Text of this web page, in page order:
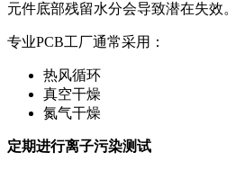
元件底部残留水分会导致潜在失效。
专业PCB工厂通常采用：
热风循环
真空干燥
氮气干燥
定期进行离子污染测试